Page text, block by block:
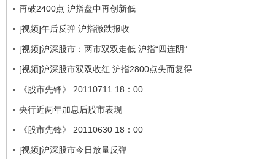
再破2400点 沪指盘中再创新低
[视频]午后反弹 沪指微跌报收
[视频]沪深股市：两市双双走低 沪指“四连阴”
[视频]沪深股市双双收红 沪指2800点失而复得
《股市先锋》 20110711 18：00
央行近两年加息后股市表现
《股市先锋》 20110630 18：00
[视频]沪深股市今日放量反弹